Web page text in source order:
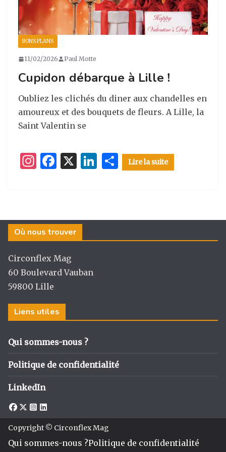
BONS PLANS
11/02/2026 Paul Motte
Cupidon débarque à Lille !
Oubliez les clichés du diner aux chandelles en
amoureux et des bouquets de fleurs. A Lille, la
Saint Valentin se
I
g
ra
m
F
b
o
o
k
X
Li
dI
n
P
ar
er
Lire la suite
Où nous trouver
Circonflex Mag
60 Boulevard Vauban
59800 Lille
Liens utiles
Qui sommes-nous ?
Politique de confidentialité
LinkedIn
Copyright © Circonflex Mag
Qui sommes-nous ?Politique de confidentialité